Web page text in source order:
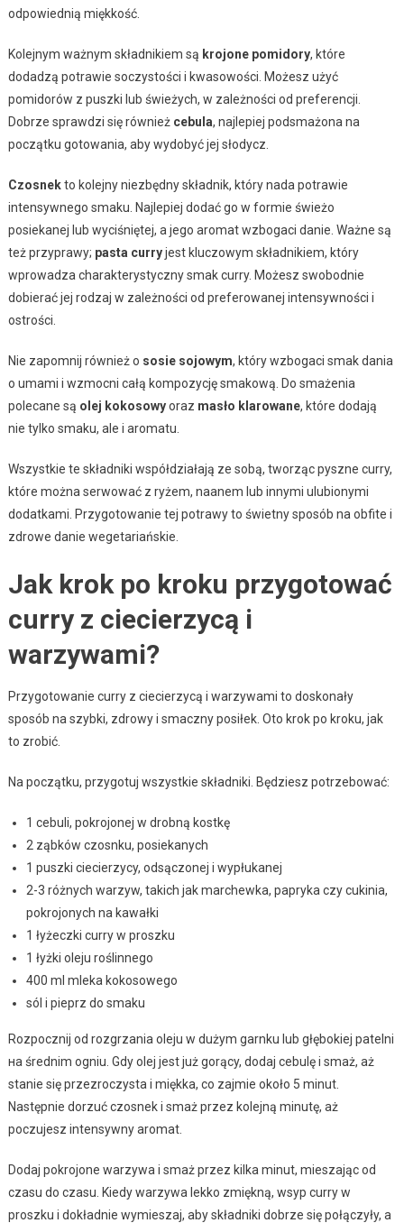
odpowiednią miękkość.
Kolejnym ważnym składnikiem są krojone pomidory, które
dodadzą potrawie soczystości i kwasowości. Możesz użyć
pomidorów z puszki lub świeżych, w zależności od preferencji.
Dobrze sprawdzi się również cebula, najlepiej podsmażona na
początku gotowania, aby wydobyć jej słodycz.
Czosnekto kolejny niezbędny składnik, który nada potrawie
intensywnego smaku. Najlepiej dodać go w formie świeżo
posiekanej lub wyciśniętej, a jego aromat wzbogaci danie. Ważne są
też przyprawy; pasta curryjest kluczowym składnikiem, który
wprowadza charakterystyczny smak curry. Możesz swobodnie
dobierać jej rodzaj w zależności od preferowanej intensywności i
ostrości.
Nie zapomnij również o sosie sojowym, który wzbogaci smak dania
o umami i wzmocni całą kompozycję smakową. Do smażenia
polecane są olej kokosowyoraz masło klarowane, które dodają
nie tylko smaku, ale i aromatu.
Wszystkie te składniki współdziałają ze sobą, tworząc pyszne curry,
które można serwować z ryżem, naanem lub innymi ulubionymi
dodatkami. Przygotowanie tej potrawy to świetny sposób na obfite i
zdrowe danie wegetariańskie.
Jak krok po kroku przygotować
curry z ciecierzycą i
warzywami?
Przygotowanie curry z ciecierzycą i warzywami to doskonały
sposób na szybki, zdrowy i smaczny posiłek. Oto krok po kroku, jak
to zrobić.
Na początku, przygotuj wszystkie składniki. Będziesz potrzebować:
1 cebuli, pokrojonej w drobną kostkę
2 ząbków czosnku, posiekanych
1 puszki ciecierzycy, odsączonej i wypłukanej
2-3 różnych warzyw, takich jak marchewka, papryka czy cukinia,
pokrojonych na kawałki
1 łyżeczki curry w proszku
1 łyżki oleju roślinnego
400 ml mleka kokosowego
sól i pieprz do smaku
Rozpocznij od rozgrzania oleju w dużym garnku lub głębokiej patelni
на średnim ogniu. Gdy olej jest już gorący, dodaj cebulę i smaż, aż
stanie się przezroczysta i miękka, co zajmie około 5 minut.
Następnie dorzuć czosnek i smaż przez kolejną minutę, aż
poczujesz intensywny aromat.
Dodaj pokrojone warzywa i smaż przez kilka minut, mieszając od
czasu do czasu. Kiedy warzywa lekko zmiękną, wsyp curry w
proszku i dokładnie wymieszaj, aby składniki dobrze się połączyły, a